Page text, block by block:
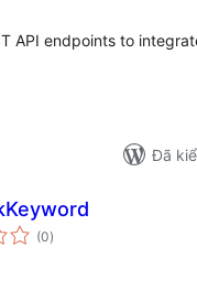
API endpoints to
Đã
(0tổng
đánh
)